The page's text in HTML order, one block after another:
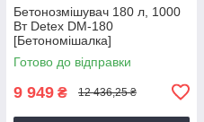
Бетонозмішувач 180 л, 1000
Вт Detex DM-180
[Бетономішалка]
Готово до відправки
9 949 ₴ 12 436,25 ₴